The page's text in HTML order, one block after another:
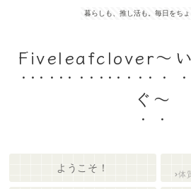
暮らしも、推し活も。毎日をちょ
Fiveleafclover〜
ぐ〜
ようこそ！
体